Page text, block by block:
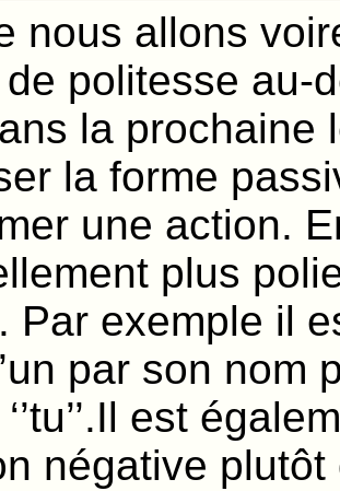
nous allons
politesse au-
la prochaine
la forme
une action.
plus
Par exemple il
par son nom
est
négative plutôt